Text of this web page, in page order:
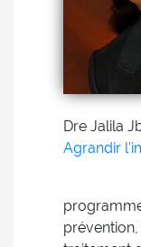
Dre Jalila
Agrandir